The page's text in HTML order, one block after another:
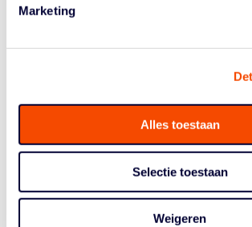
Marketing
Alles toestaan
Selectie toestaan
Weigeren
een interland van het Nederlands team)
voor hun toewijding
3×3 basketball. Zij zijn na hun gouden